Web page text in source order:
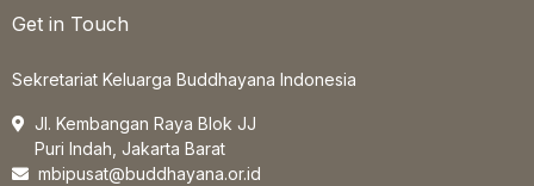
Get in Touch
Sekretariat Keluarga Buddhayana Indonesia
Jl. Kembangan Raya Blok JJ
Puri Indah, Jakarta Barat
mbipusat@buddhayana.or.id